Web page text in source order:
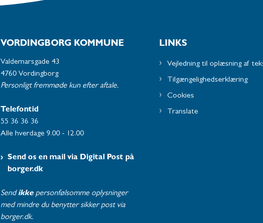
VORDINGBORG KOMMUNE
Valdemarsgade 43
4760 Vordingborg
Personligt fremmøde kun efter aftale.
Telefontid
55 36 36 36
Alle hverdage 9.00 - 12.00
Send os en mail via Digital Post på
borger.dk
Send ikke personfølsomme oplysninger
med mindre du benytter sikker post via
borger.dk.
LINKS
Vejledning til oplæsning af
Tilgængelighedserklæring
Cookies
Translate